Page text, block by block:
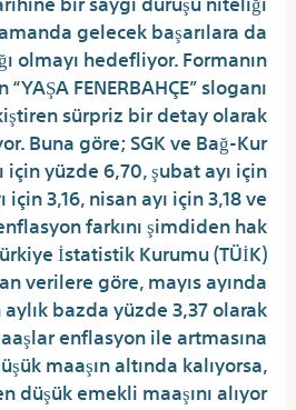
gelecek başarılara da
olmayı hedefliyor. Formanın
FENERBAHÇE” sloganı
sürpriz bir detay olarak
Buna göre; SGK ve Bağ-Kur
yüzde 6,70, şubat ayı için
3,16, nisan ayı için 3,18 ve
farkını şimdiden hak
İstatistik Kurumu (TÜİK)
verilere göre, mayıs ayında
bazda yüzde 3,37 olarak
enflasyon ile artmasına
maaşın altında kalıyorsa,
düşük emekli maaşını alıyor.